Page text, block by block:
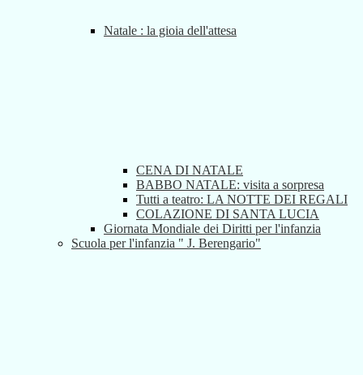
Natale : la gioia dell'attesa
CENA DI NATALE
BABBO NATALE: visita a sorpresa
Tutti a teatro: LA NOTTE DEI REGALI
COLAZIONE DI SANTA LUCIA
Giornata Mondiale dei Diritti per l'infanzia
Scuola per l'infanzia " J. Berengario"